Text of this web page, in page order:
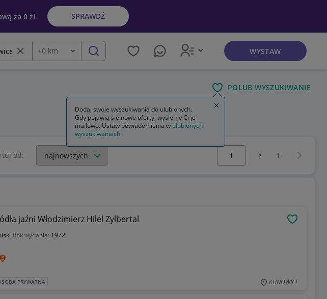
za 0 zł SPRAWDŹ
Wyczyść frazę
Odległość
+0 km szukaj WYSTAW
POLUB WYSZUKIWANIE
od:
Wybierz stronę:
z 1
jaźni Włodzimierz Hilel Zylbertal
Rok wydania: 1972
PRYWATNA KUNOWICE
Dodaj swoje wyszukiwania do ulubionych.
Gdy pojawią się nowe oferty, wyślemy Ci je
mailowo. Ustaw powiadomienia w ulubionych
wyszukiwaniach.
Zamknij wskazówkę